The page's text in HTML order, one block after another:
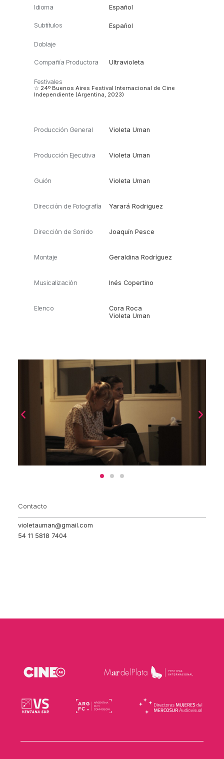
Idioma Español
Subtítulos Español
Doblaje
Compañía Productora Ultravioleta
Festivales
☆ 24º Buenos Aires Festival Internacional de Cine
Independiente (Argentina, 2023)
Producción General Violeta Uman
Producción Ejecutiva Violeta Uman
Guión Violeta Uman
Dirección de Fotografía Yarará Rodriguez
Dirección de Sonido Joaquín Pesce
Montaje Geraldina Rodríguez
Musicalización Inés Copertino
Elenco
Cora Roca
Violeta Uman
Contacto
violetauman@gmail.com
54 11 5818 7404